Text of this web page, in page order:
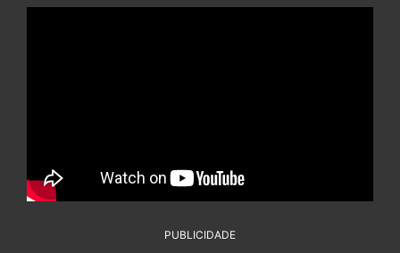
PUBLICIDADE